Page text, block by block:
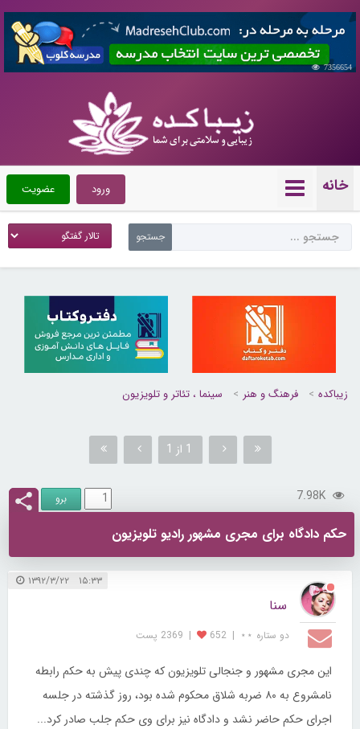
7356654
خانه عضویت ورود
زیباکده فرهنگ و هنر سینما ، تئاتر و تلویزیون
1 از 1
7.98K
حکم دادگاه برای مجری مشهور رادیو تلویزیون
۱۵:۳۳ ۱۳۹۲/۳/۲۲
سنا
دو ستاره ⋆⋆ |
652
| 2369 پست
این مجری مشهور و جنجالی تلویزیون که چندی پیش به حکم رابطه
نامشروع به ۸۰ ضربه شلاق محکوم شده بود،‌ روز گذشته در جلسه
اجرای حکم حاضر نشد و دادگاه نیز برای وی حکم جلب صادر کرد...